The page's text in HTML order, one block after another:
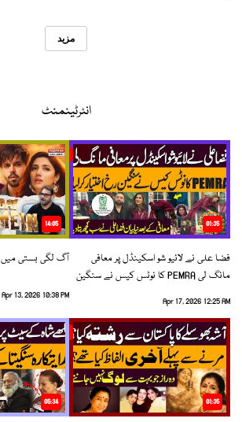
مزید
انٹرٹینمنٹ
01:35
فضا علی نے لائیو شو اسکینڈل پر معافی
مانگ لی PEMRA کا نوٹس کیس نے سنگین
Apr 17, 2026 12:25 AM
14:05
آگ لگی بستی میں
Apr 13, 2026 10:38 PM
01:35
05:34